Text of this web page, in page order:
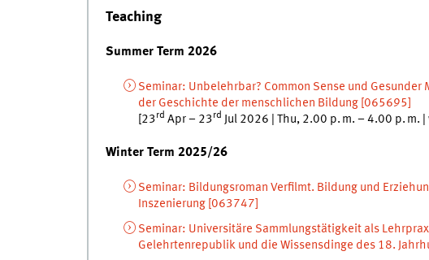
Teaching
Summer Term 2026
Seminar: Unbelehrbar? Common Sense und
der Geschichte der menschlichen Bildung[ 065695]
23rd Apr– 23rd Jul2026 Thu, 2.00 p. m. –4.00 p. m.
Winter Term 2025/26
Seminar: Bildungsroman Verfilmt. Bildung und
Inszenierung[ 063747]
Seminar: Universitäre Sammlungstätigkeit als
Gelehrtenrepublik und die Wissensdinge des 18.